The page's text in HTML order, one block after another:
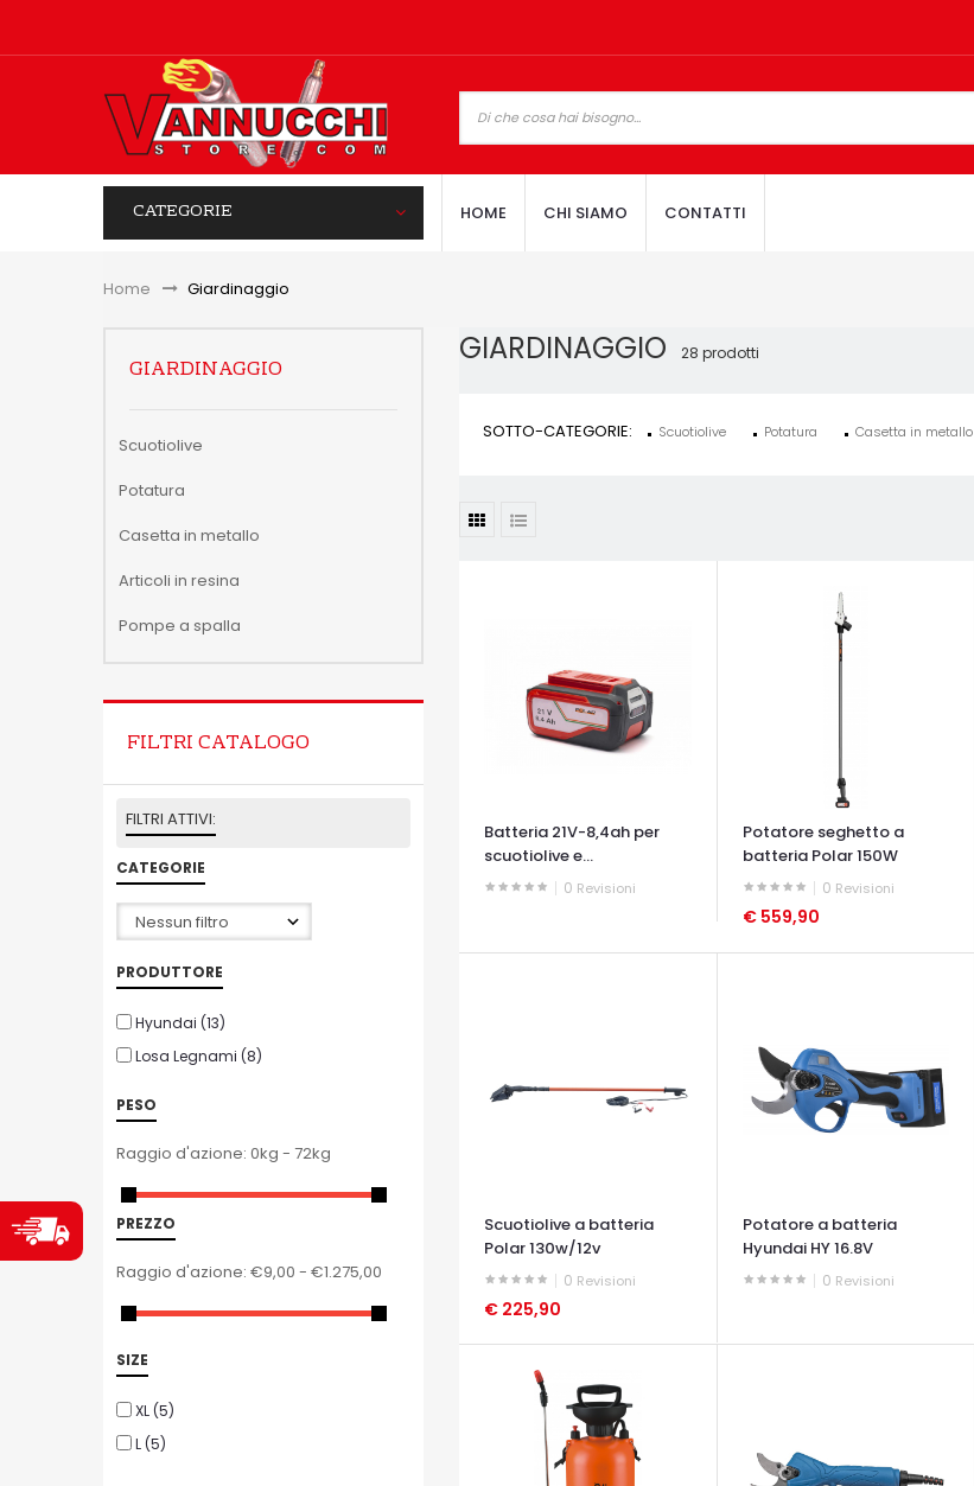
CATEGORIE HOME CHI SIAMO CONTATTI
Home &gt;Giardinaggio
GIARDINAGGIO
Scuotiolive
Potatura
Casetta in metallo
Articoli in resina
Pompe a spalla
FILTRI CATALOGO
FILTRI ATTIVI:
CATEGORIE
PRODUTTORE
Hyundai (13)
Losa Legnami (8)
PESO
Raggio d'azione: 0kg - 72kg
PREZZO
Raggio d'azione: €9,00 - €1.275,00
SIZE
XL (5)
L (5)
GIARDINAGGIO 28 prodotti
SOTTO-CATEGORIE: Scuotiolive Potatura Casetta in metallo
Batteria 21V-8,4ah per
scuotiolive e...
0 Revisioni
Potatore seghetto a
batteria Polar 150W
0 Revisioni
€ 559,90
Scuotiolive a batteria
Polar 130w/12v
0 Revisioni
€ 225,90
OCCHIATA VELOCE
Potatore a batteria
Hyundai HY 16.8V
0 Revisioni